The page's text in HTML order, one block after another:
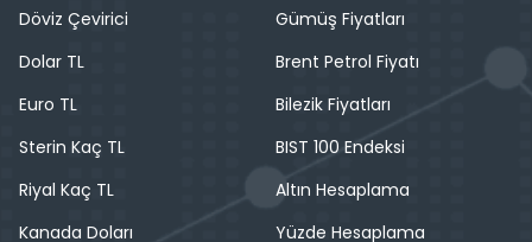
Döviz Çevirici
Dolar TL
Euro TL
Sterin Kaç TL
Riyal Kaç TL
Kanada Doları
Gümüş Fiyatları
Brent Petrol Fiyatı
Bilezik Fiyatları
BIST 100 Endeksi
Altın Hesaplama
Yüzde Hesaplama